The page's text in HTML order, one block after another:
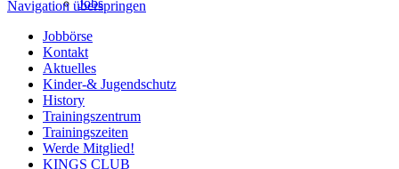
Jobs
Navigation überspringen
Jobbörse
Kontakt
Aktuelles
Kinder-& Jugendschutz
History
Trainingszentrum
Trainingszeiten
Werde Mitglied!
KINGS CLUB